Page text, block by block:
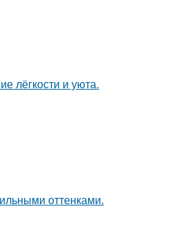
лёгкости и уюта.
оттенками.